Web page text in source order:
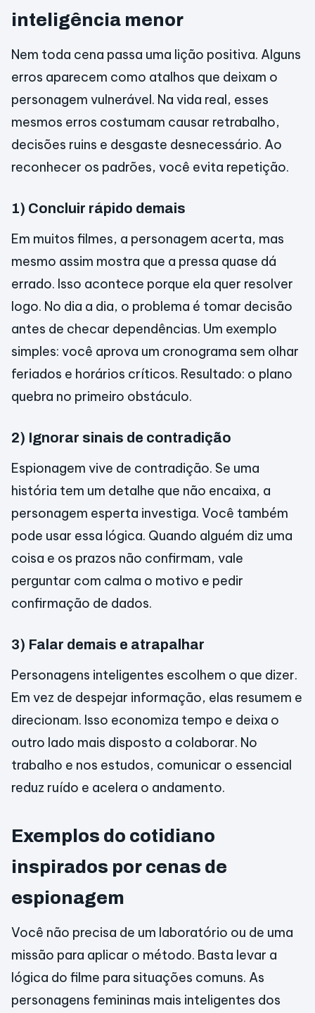
inteligência menor
Nem toda cena passa uma lição positiva. Alguns
erros aparecem como atalhos que deixam o
personagem vulnerável. Na vida real, esses
mesmos erros costumam causar retrabalho,
decisões ruins e desgaste desnecessário. Ao
reconhecer os padrões, você evita repetição.
1) Concluir rápido demais
Em muitos filmes, a personagem acerta, mas
mesmo assim mostra que a pressa quase dá
errado. Isso acontece porque ela quer resolver
logo. No dia a dia, o problema é tomar decisão
antes de checar dependências. Um exemplo
simples: você aprova um cronograma sem olhar
feriados e horários críticos. Resultado: o plano
quebra no primeiro obstáculo.
2) Ignorar sinais de contradição
Espionagem vive de contradição. Se uma
história tem um detalhe que não encaixa, a
personagem esperta investiga. Você também
pode usar essa lógica. Quando alguém diz uma
coisa e os prazos não confirmam, vale
perguntar com calma o motivo e pedir
confirmação de dados.
3) Falar demais e atrapalhar
Personagens inteligentes escolhem o que dizer.
Em vez de despejar informação, elas resumem e
direcionam. Isso economiza tempo e deixa o
outro lado mais disposto a colaborar. No
trabalho e nos estudos, comunicar o essencial
reduz ruído e acelera o andamento.
Exemplos do cotidiano
inspirados por cenas de
espionagem
Você não precisa de um laboratório ou de uma
missão para aplicar o método. Basta levar a
lógica do filme para situações comuns. As
personagens femininas mais inteligentes dos